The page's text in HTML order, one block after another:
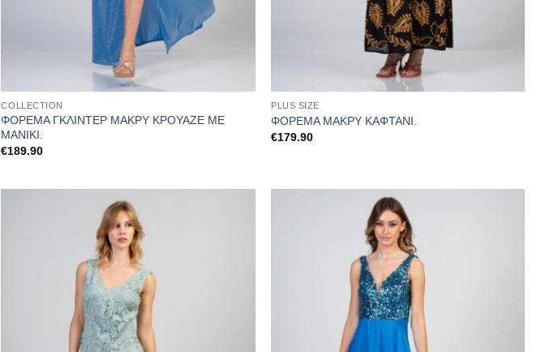
COLLECTION
ΦΟΡΕΜΑ ΓΚΛΙΝΤΕΡ ΜΑΚΡΥ ΚΡΟΥΑΖΕ ΜΕ
ΜΑΝΙΚΙ.
€189.90
PLUS SIZE
ΦΟΡΕΜΑ ΜΑΚΡΥ ΚΑΦΤΑΝΙ.
€179.90